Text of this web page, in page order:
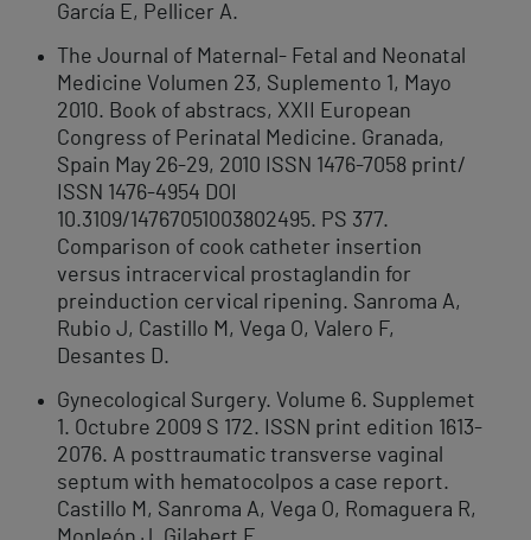
García E, Pellicer A.
The Journal of Maternal- Fetal and Neonatal
Medicine Volumen 23, Suplemento 1, Mayo
2010. Book of abstracs, XXII European
Congress of Perinatal Medicine. Granada,
Spain May 26-29, 2010 ISSN 1476-7058 print/
ISSN 1476-4954 DOI
10.3109/14767051003802495. PS 377.
Comparison of cook catheter insertion
versus intracervical prostaglandin for
preinduction cervical ripening. Sanroma A,
Rubio J, Castillo M, Vega O, Valero F,
Desantes D.
Gynecological Surgery. Volume 6. Supplemet
1. Octubre 2009 S 172. ISSN print edition 1613-
2076. A posttraumatic transverse vaginal
septum with hematocolpos a case report.
Castillo M, Sanroma A, Vega O, Romaguera R,